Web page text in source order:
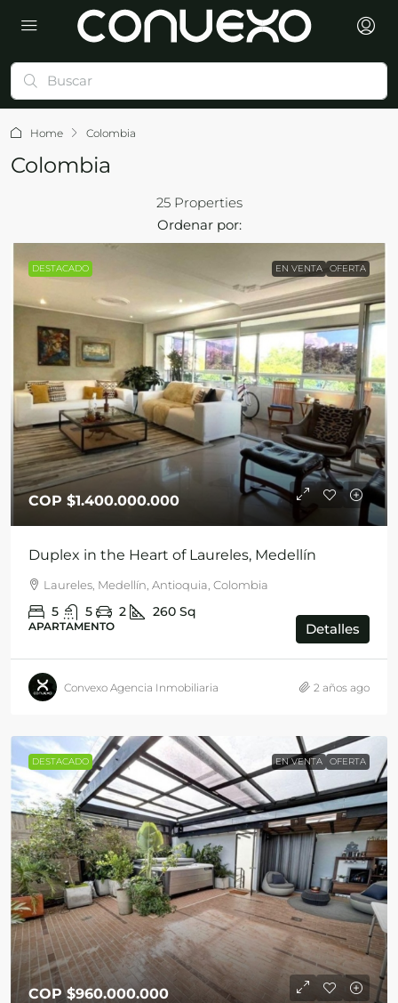
Home Colombia
Colombia
25 Properties
Ordenar por:
DESTACADO EN VENTA OFERTA
COP $1.400.000.000
Duplex in the Heart of Laureles, Medellín
Laureles, Medellín, Antioquia, Colombia
5 5 2 260 Sq
APARTAMENTO Detalles
Convexo Agencia Inmobiliaria 2 años ago
DESTACADO EN VENTA OFERTA
COP$960.000.000